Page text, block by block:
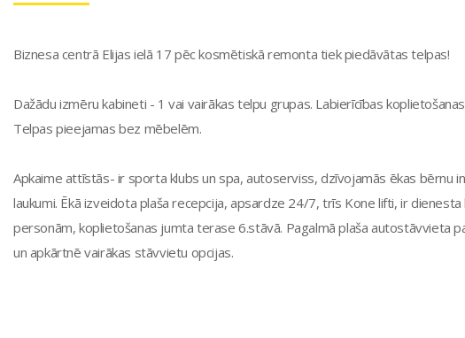
Biznesa centrā Elijas ielā 17 pēc kosmētiskā remonta tiek piedāvātas telpas!
Dažādu izmēru kabineti - 1 vai vairākas telpu grupas. Labierīcības
Telpas pieejamas bez mēbelēm.
Apkaime attīstās- ir sporta klubs un spa, autoserviss, dzīvojamās ēkas bērnu
laukumi. Ēkā izveidota plaša recepcija, apsardze 24/7, trīs Kone lifti, ir
personām, koplietošanas jumta terase 6.stāvā. Pagalmā plaša autostāvvieta
un apkārtnē vairākas stāvvietu opcijas.